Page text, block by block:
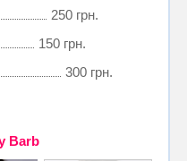
250 грн.
150 грн.
300 грн.
Barb